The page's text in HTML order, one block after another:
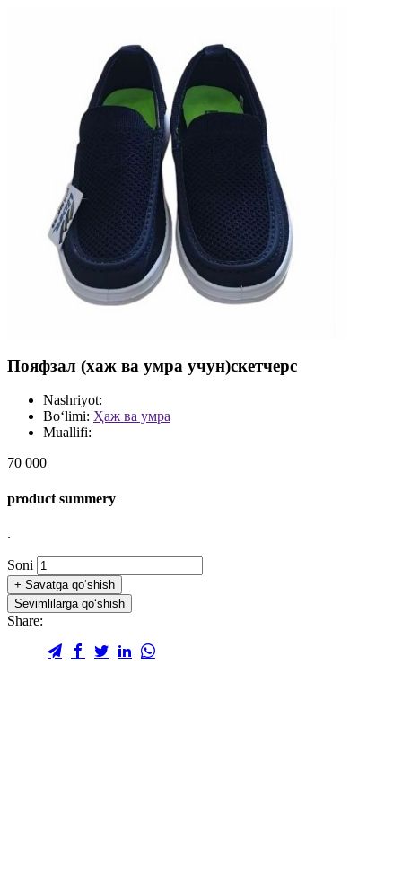
Пояфзал (хаж ва умра учун)скетчерс
Nashriyot:
Bo‘limi: Ҳаж ва умра
Muallifi:
70 000
product summery
.
Soni
+ Savatga qo‘shish
Sevimlilarga qo‘shish
Share: